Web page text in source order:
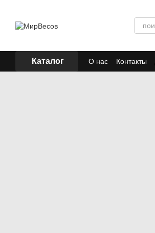
Каталог О нас Контакты
Отзывы
Акции